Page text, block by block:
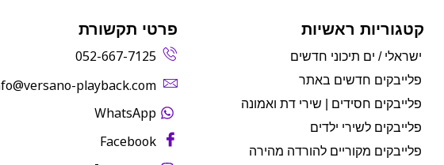
קטגוריות ראשיות
ישראלי / ים תיכוני חדשים
פלייבקים חדשים באתר
פלייבקים חסידים | שירי דת ואמונה
פלייבקים לשירי ילדים
פלייבקים מקוריים להורדה מהירה
פרטי תקשורת
052-667-7125
playback.com‬
WhatsApp
Facebook